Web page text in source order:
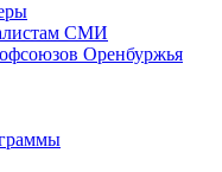
СМИ
Оренбуржья